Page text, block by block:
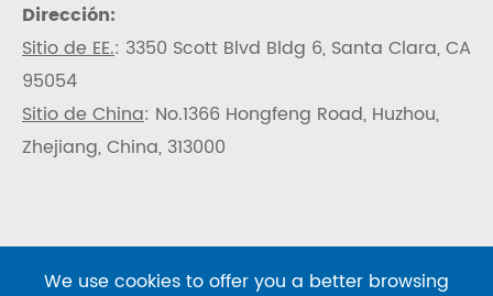
Dirección:
Sitio de EE.: 3350 Scott Blvd Bldg 6, Santa Clara, CA
95054
Sitio de China: No.1366 Hongfeng Road, Huzhou,
Zhejiang, China, 313000
We use cookies to offer you a better browsing